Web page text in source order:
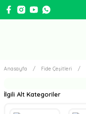
Anasayfa Fide Çeşitleri
İlgili Alt Kategoriler